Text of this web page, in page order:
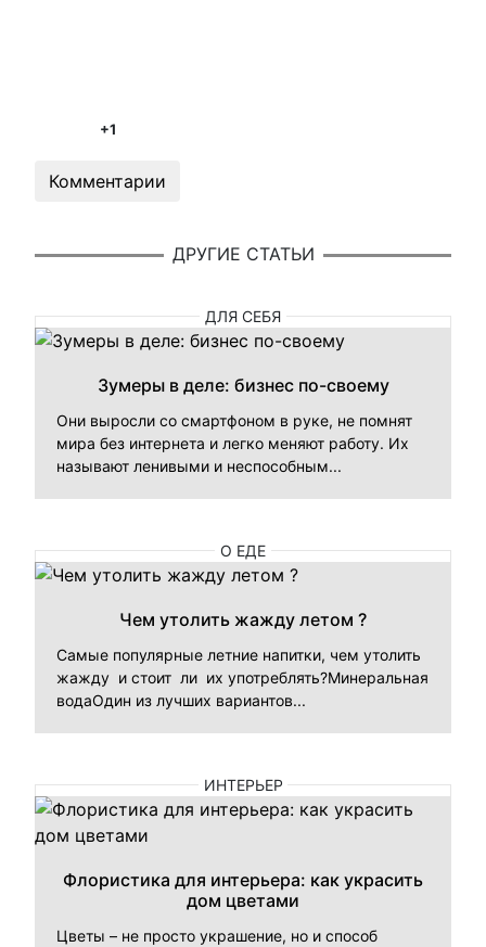
+1
Комментарии
ДРУГИЕ СТАТЬИ
ДЛЯ СЕБЯ
Зумеры в деле: бизнес по-своему
Они выросли со смартфоном в руке, не помнят
мира без интернета и легко меняют работу. Их
называют ленивыми и неспособным...
О ЕДЕ
Чем утолить жажду летом ?
Самые популярные летние напитки, чем утолить
жажду и стоит ли их употреблять?Минеральная
водаОдин из лучших вариантов...
ИНТЕРЬЕР
Флористика для интерьера: как украсить
дом цветами
Цветы – не просто украшение, но и способ